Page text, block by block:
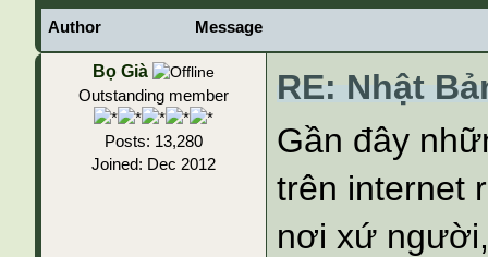
Author Message
Bọ Già
Outstanding member
Posts: 13,280
Joined: Dec 2012
RE: Nhật
Gần đây
trên internet
nơi xứ